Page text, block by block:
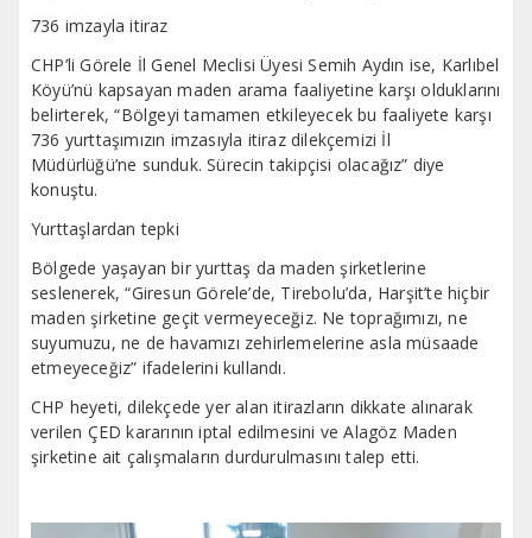
736 imzayla itiraz
CHP’li Görele İl Genel Meclisi Üyesi Semih Aydın ise, Karlıbel
Köyü’nü kapsayan maden arama faaliyetine karşı olduklarını
belirterek, “Bölgeyi tamamen etkileyecek bu faaliyete karşı
736 yurttaşımızın imzasıyla itiraz dilekçemizi İl
Müdürlüğü’ne sunduk. Sürecin takipçisi olacağız” diye
konuştu.
Yurttaşlardan tepki
Bölgede yaşayan bir yurttaş da maden şirketlerine
seslenerek, “Giresun Görele’de, Tirebolu’da, Harşit’te hiçbir
maden şirketine geçit vermeyeceğiz. Ne toprağımızı, ne
suyumuzu, ne de havamızı zehirlemelerine asla müsaade
etmeyeceğiz” ifadelerini kullandı.
CHP heyeti, dilekçede yer alan itirazların dikkate alınarak
verilen ÇED kararının iptal edilmesini ve Alagöz Maden
şirketine ait çalışmaların durdurulmasını talep etti.